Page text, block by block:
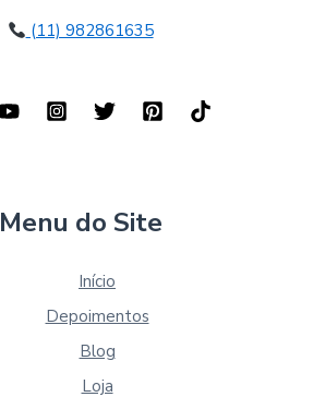
(11) 982861635
Menu do Site
Início
Depoimentos
Blog
Loja